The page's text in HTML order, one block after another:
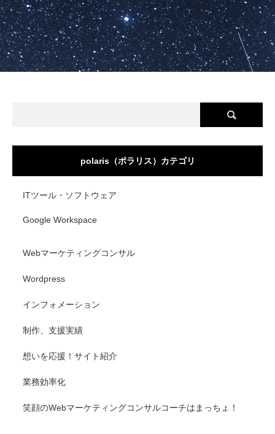
polaris（ポラリス）カテゴリ
ITツール・ソフトウェア
Google Workspace
Webマーケティングコンサル
Wordpress
インフォメーション
制作、支援実績
想いを応援！サイト紹介
業務効率化
笑顔のWebマーケティングコンサルコーチはまっちょ！